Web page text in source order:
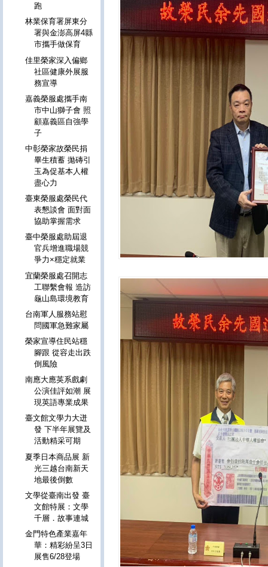
跑
林業保育署屏東分
署與金澎高屏4縣
市攜手做保育
佳里榮家深入偏鄉
社區健康外展服
務宣導
嘉義榮服處攜手南
市中山獅子會 照
顧嘉義區自強學
子
中彰榮家故榮民捐
畢生積蓄 拋磚引
玉為促基本人權
盡心力
臺東榮服處榮民代
表懇談會 面對面
協助掌握需求
臺中榮服處助屆退
官兵增進職場競
爭力×穩定就業
宜蘭榮服處召開志
工聯繫會報 造訪
龜山島環境教育
台南軍人服務站慰
問國軍急難家屬
榮家宣導住民站穩
腳跟 從容走出跌
倒風險
南應大應英系戲劇
公演佳評如潮 展
現英語專業成果
臺文館文學力大迸
發 下半年展覽及
活動精采可期
夏季日本商品展 新
光三越台南新天
地最後倒數
文學從臺南出發 臺
文館特展：文學
千層．故事連城
金門特色產業嘉年
華：精彩紛呈3日
展售6/28登場